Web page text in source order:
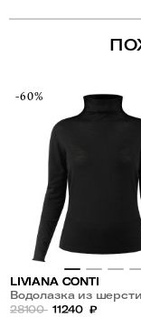
-60%
LIVIANA CONTI
Водолазка из шерсти
28100 11240 ₽